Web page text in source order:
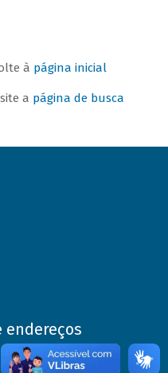
à página inicial
a página de busca
endereços